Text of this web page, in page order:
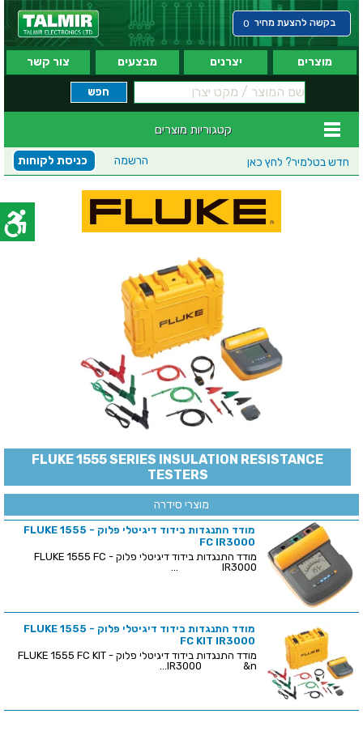
בקשה להצעת מחיר 0
מוצרים יצרנים מבצעים צור קשר
קטגוריות מוצרים
חדש בטלמיר? לחץ כאן כניסת לקוחות הרשמה
FLUKE 1555 SERIES INSULATION RESISTANCE
TESTERS
מוצרי סידרה
מודד התנגדות בידוד דיגיטלי פלוק - FLUKE 1555
FC IR3000
מודד התנגדות בידוד דיגיטלי פלוק - FLUKE 1555 FC
IR3000 ...
מודד התנגדות בידוד דיגיטלי פלוק - FLUKE 1555
FC KIT IR3000
מודד התנגדות בידוד דיגיטלי פלוק - FLUKE 1555 FC KIT
IR3000 &n...